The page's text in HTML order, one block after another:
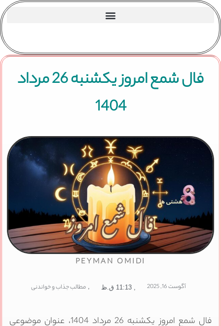
فال شمع امروز یکشنبه 26 مرداد
1404
PEYMAN OMIDI
آگوست 16, 2025 11:13 ق.ظ , مطالب جذاب و خواندنی
فال شمع امروز یکشنبه 26 مرداد 1404، عنوان موضوعی